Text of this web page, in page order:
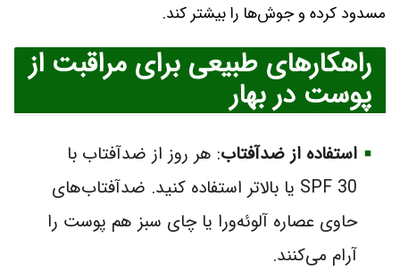
مسدود کرده و جوش‌ها را بیشتر کند.
راهکارهای طبیعی برای مراقبت از
پوست در بهار
استفاده از ضدآفتاب: هر روز از ضدآفتاب با
SPF 30 یا بالاتر استفاده کنید. ضدآفتاب‌های
حاوی عصاره آلوئه‌ورا یا چای سبز هم پوست را
آرام می‌کنند.